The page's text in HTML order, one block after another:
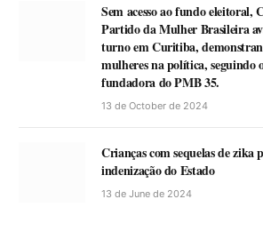
Sem acesso ao fundo eleitoral,
Partido da Mulher Brasileira
turno em Curitiba,
mulheres na política, seguindo
fundadora do PMB 35.
13 de October de 2024
Crianças com sequelas de zika
indenização do Estado
13 de June de 2024